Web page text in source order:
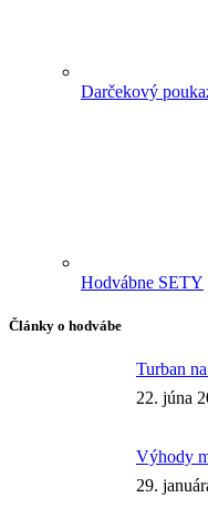
Darčekový
Hodvábne SETY
Články o hodvábe
Turban
22. júna
Výhody
29.